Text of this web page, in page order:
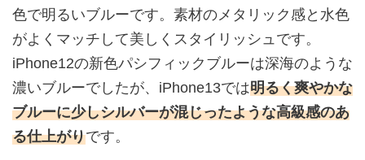
色で明るいブルーです。素材のメタリック感と水色
がよくマッチして美しくスタイリッシュです。
iPhone12の新色パシフィックブルーは深海のような
濃いブルーでしたが、iPhone13では明るく爽やかな
ブルーに少しシルバーが混じったような高級感のあ
る仕上がりです。